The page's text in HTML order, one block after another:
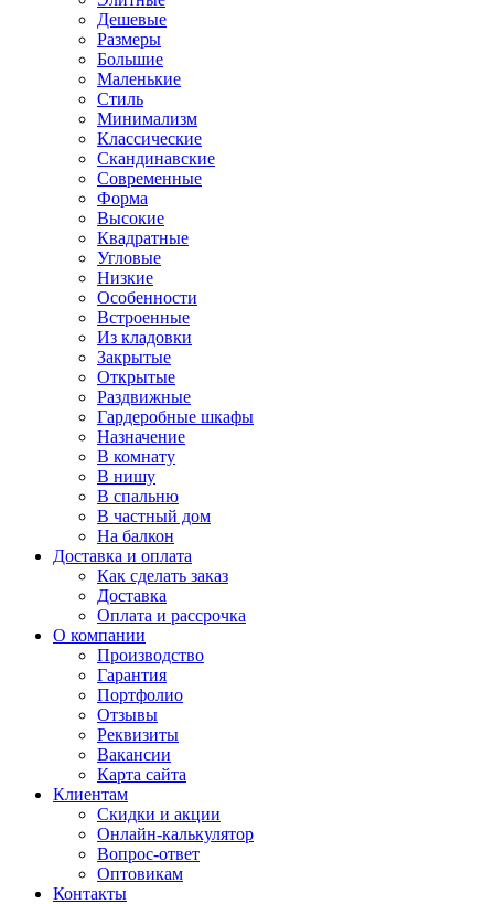
Дешевые
Размеры
Большие
Маленькие
Стиль
Минимализм
Классические
Скандинавские
Современные
Форма
Высокие
Квадратные
Угловые
Низкие
Особенности
Встроенные
Из кладовки
Закрытые
Открытые
Раздвижные
Гардеробные шкафы
Назначение
В комнату
В нишу
В спальню
В частный дом
На балкон
Доставка и оплата
Как сделать заказ
Доставка
Оплата и рассрочка
О компании
Производство
Гарантия
Портфолио
Отзывы
Реквизиты
Вакансии
Карта сайта
Клиентам
Скидки и акции
Онлайн-калькулятор
Вопрос-ответ
Оптовикам
Контакты